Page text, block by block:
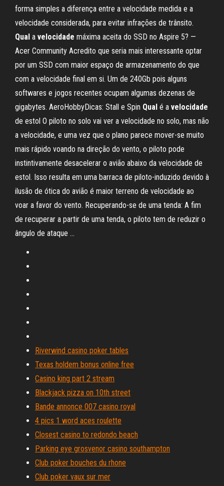
forma simples a diferença entre a velocidade medida e a
velocidade considerada, para evitar infrações de trânsito.
Qual a velocidade máxima aceita do SSD no Aspire 5? —
Acer Community Acredito que seria mais interessante optar
por um SSD com maior espaço de armazenamento do que
com a velocidade final em si. Um de 240Gb pois alguns
softwares e jogos recentes ocupam algumas dezenas de
gigabytes. AeroHobbyDicas: Stall e Spin Qual é a velocidade
de estol O piloto no solo vai ver a velocidade no solo, mas não
a velocidade, e uma vez que o plano parece mover-se muito
mais rápido voando na direção do vento, o piloto pode
instintivamente desacelerar o avião abaixo da velocidade de
estol. Isso resulta em uma barraca de piloto-induzido devido à
ilusão de ótica do avião é maior terreno de velocidade ao
voar a favor do vento. Recuperando-se de uma tenda: A fim
de recuperar a partir de uma tenda, o piloto tem de reduzir o
ângulo de ataque ...
Riverwind casino poker tables
Texas holdem bonus online free
Casino king part 2 stream
Blackjack pizza on 10th street
Bande annonce 007 casino royal
4 pics 1 word aces roulette
Closest casino to redondo beach
Parking eye grosvenor casino southampton
Club poker bouches du rhone
Club poker vaux sur mer